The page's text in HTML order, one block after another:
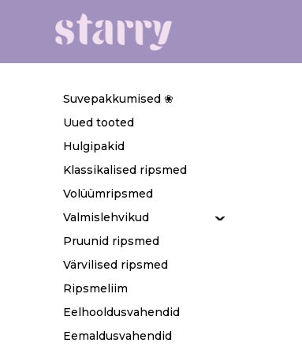
Suvepakkumised ❀
Uued tooted
Hulgipakid
Klassikalised ripsmed
Volüümripsmed
Valmislehvikud
Pruunid ripsmed
Värvilised ripsmed
Ripsmeliim
Eelhooldusvahendid
Eemaldusvahendid